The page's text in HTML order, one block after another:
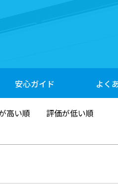
安心ガイド よく
高い順 評価が低い順